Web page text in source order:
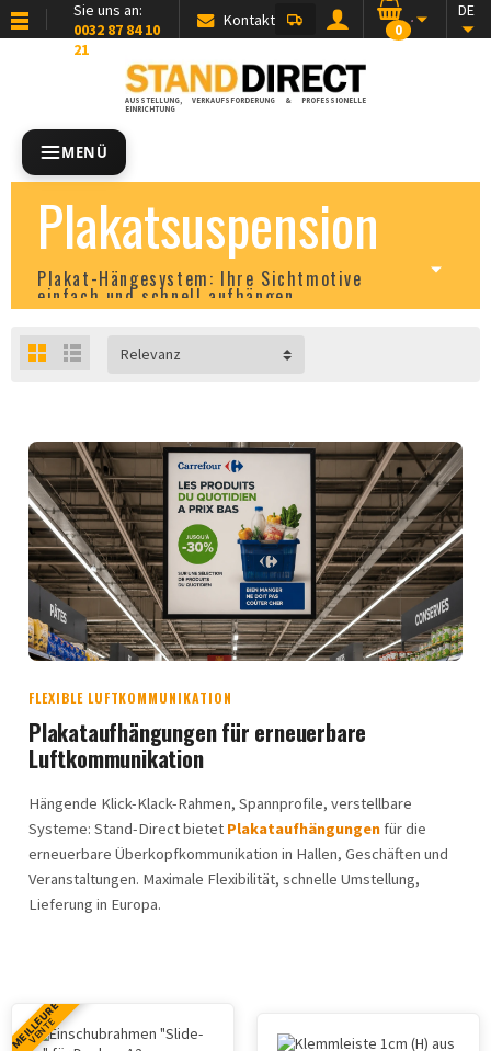
Sie uns an:
0032 87 84 10
21
Kontakt DE
0
AUSSTELLUNG, VERKAUFSFÖRDERUNG & PROFESSIONELLE
EINRICHTUNG
MENÜ
Plakatsuspension
Plakat-Hängesystem: Ihre Sichtmotive
einfach und schnell aufhängen
Relevanz
FLEXIBLE LUFTKOMMUNIKATION
Plakataufhängungen für erneuerbare
Luftkommunikation
Hängende Klick-Klack-Rahmen, Spannprofile, verstellbare
Systeme: Stand-Direct bietet Plakataufhängungenfür die
erneuerbare Überkopfkommunikation in Hallen, Geschäften und
Veranstaltungen. Maximale Flexibilität, schnelle Umstellung,
Lieferung in Europa.
MEILLEURE
VENTE